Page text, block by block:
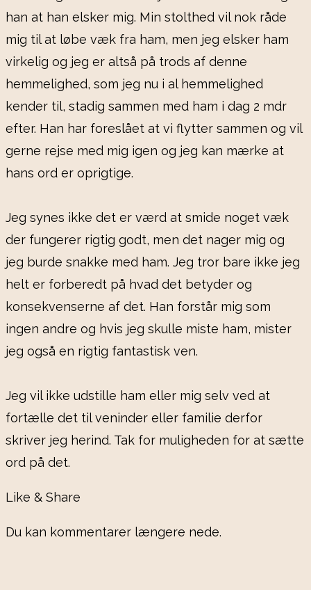
han at han elsker mig. Min stolthed vil nok råde
mig til at løbe væk fra ham, men jeg elsker ham
virkelig og jeg er altså på trods af denne
hemmelighed, som jeg nu i al hemmelighed
kender til, stadig sammen med ham i dag 2 mdr
efter. Han har foreslået at vi flytter sammen og vil
gerne rejse med mig igen og jeg kan mærke at
hans ord er oprigtige.
Jeg synes ikke det er værd at smide noget væk
der fungerer rigtig godt, men det nager mig og
jeg burde snakke med ham. Jeg tror bare ikke jeg
helt er forberedt på hvad det betyder og
konsekvenserne af det. Han forstår mig som
ingen andre og hvis jeg skulle miste ham, mister
jeg også en rigtig fantastisk ven.
Jeg vil ikke udstille ham eller mig selv ved at
fortælle det til veninder eller familie derfor
skriver jeg herind. Tak for muligheden for at sætte
ord på det.
Like & Share
Du kan kommentarer længere nede.